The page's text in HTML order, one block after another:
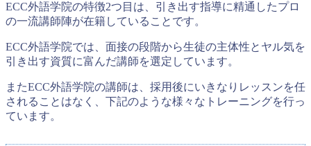
ECC外語学院の特徴2つ目は、引き出す指導に精通したプロ
の一流講師陣が在籍していることです。
ECC外語学院では、面接の段階から生徒の主体性とヤル気を
引き出す資質に富んだ講師を選定しています。
またECC外語学院の講師は、採用後にいきなりレッスンを任
されることはなく、下記のような様々なトレーニングを行っ
ています。